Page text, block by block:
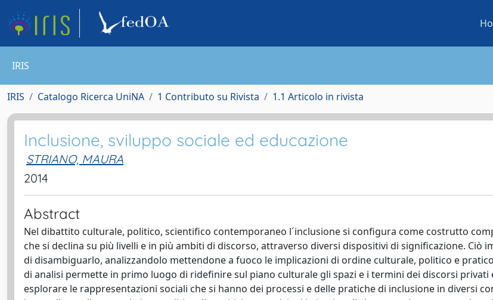
IRIS
IRIS Catalogo Ricerca UniNA 1 Contributo su Rivista 1.1 Articolo in rivista
Inclusione, sviluppo sociale ed educazione
STRIANO, MAURA
2014
Abstract
Nel dibattito culturale, politico, scientifico contemporaneo l´inclusione si configura come costrutto
che si declina su più livelli e in più ambiti di discorso, attraverso diversi dispositivi di significazione. Ciò
di disambiguarlo, analizzandolo mettendone a fuoco le implicazioni di ordine culturale, politico e
di analisi permette in primo luogo di ridefinire sul piano culturale gli spazi e i termini dei discorsi privati
esplorare le rappresentazioni sociali che si hanno dei processi e delle pratiche di inclusione in diversi